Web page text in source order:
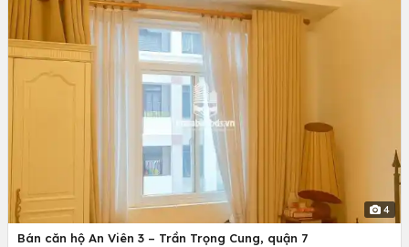
4
Bán căn hộ An Viên 3 – Trần Trọng Cung, quận 7